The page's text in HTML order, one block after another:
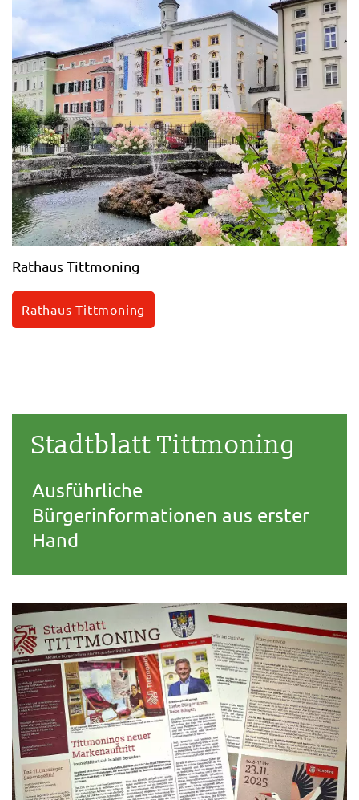
Rathaus Tittmoning
Rathaus Tittmoning
Stadtblatt Tittmoning
Ausführliche
Bürgerinformationen aus erster
Hand